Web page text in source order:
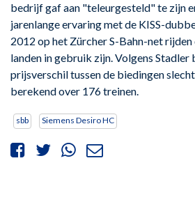
bedrijf gaf aan "teleurgesteld" te zijn
jarenlange ervaring met de KISS-
2012 op het Zürcher S-Bahn-net
landen in gebruik zijn. Volgens
prijsverschil tussen de biedingen
berekend over 176 treinen.
sbb Siemens Desiro HC